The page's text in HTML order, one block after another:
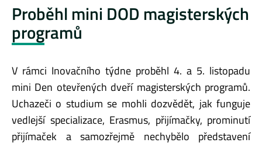
Proběhl mini DOD magisterských
programů
V rámci Inovačního týdne proběhl 4. a 5. listopadu
mini Den otevřených dveří magisterských programů.
Uchazeči o studium se mohli dozvědět, jak funguje
vedlejší specializace, Erasmus, přijímačky, prominutí
přijímaček a samozřejmě nechybělo představení